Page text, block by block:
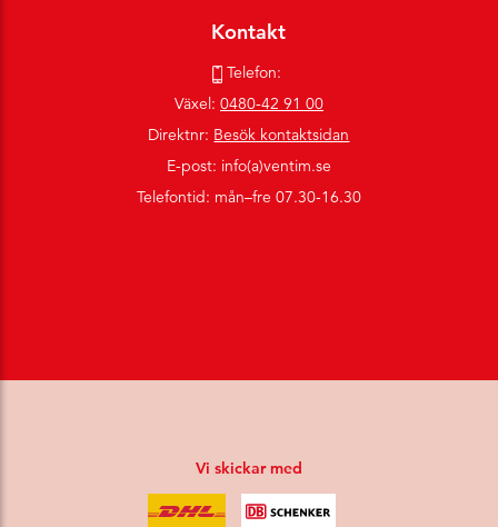
Kontakt
Telefon:
Växel: 0480-42 91 00
Direktnr: Besök kontaktsidan
E-post: info(a)ventim.se
Telefontid: mån–fre 07.30-16.30
Vi skickar med